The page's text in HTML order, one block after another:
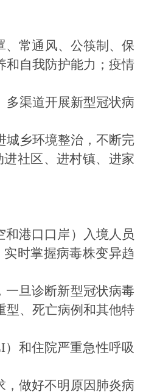
、常通风、公筷制、保
和自我防护能力；疫情
多渠道开展新型冠状病
城乡环境整治，不断完
社区、进村镇、进家
港口口岸）入境人员
时掌握病毒株变异趋
一旦诊断新型冠状病毒
型、死亡病例和其他特
和住院严重急性呼吸
，做好不明原因肺炎病